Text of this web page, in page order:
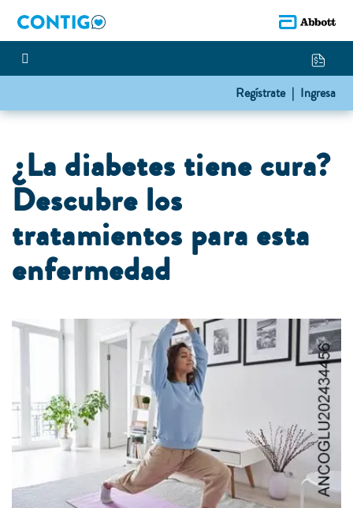
Regístrate | Ingresa
¿La diabetes tiene cura?
Descubre los
tratamientos para esta
enfermedad